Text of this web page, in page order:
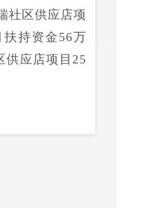
社区供应店项
持资金56万
供应店项目25